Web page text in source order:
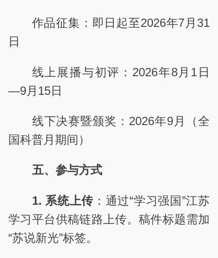
作品征集：即日起至2026年7月31
日
线上展播与初评：2026年8月1日
—9月15日
线下决赛暨颁奖：2026年9月（全
国科普月期间）
五、参与方式
1. 系统上传 ：通过“学习强国”江苏
学习平台供稿链路上传。稿件标题需加
“苏说新光”标签。